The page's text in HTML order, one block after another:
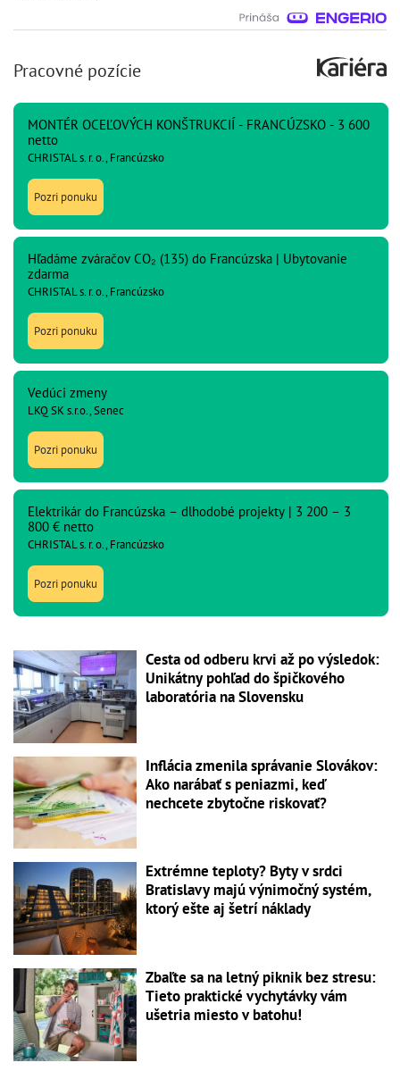
Pracovné pozície
MONTÉR OCEĽOVÝCH KONŠTRUKCIÍ - FRANCÚZSKO - 3 600
netto
CHRISTAL s. r. o., Francúzsko
Pozri ponuku
Hľadáme zváračov CO₂ (135) do Francúzska | Ubytovanie
zdarma
CHRISTAL s. r. o., Francúzsko
Pozri ponuku
Vedúci zmeny
LKQ SK s.r.o., Senec
Pozri ponuku
Elektrikár do Francúzska – dlhodobé projekty | 3 200 – 3
800 € netto
CHRISTAL s. r. o., Francúzsko
Pozri ponuku
Cesta od odberu krvi až po výsledok:
Unikátny pohľad do špičkového
laboratória na Slovensku
Inflácia zmenila správanie Slovákov:
Ako narábať s peniazmi, keď
nechcete zbytočne riskovať?
Extrémne teploty? Byty v srdci
Bratislavy majú výnimočný systém,
ktorý ešte aj šetrí náklady
Zbaľte sa na letný piknik bez stresu:
Tieto praktické vychytávky vám
ušetria miesto v batohu!